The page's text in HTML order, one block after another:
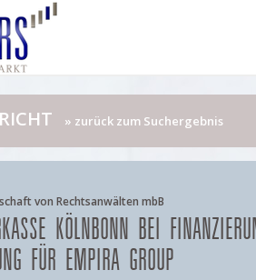
» zurück zum Suchergebnis
von Rechtsanwälten mbB
KÖLNBONN BEI
FÜR EMPIRA GROUP